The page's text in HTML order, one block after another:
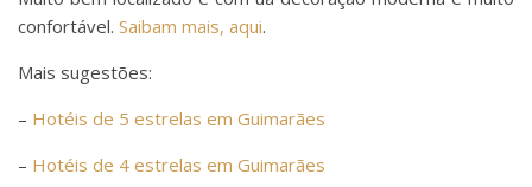
confortável. Saibam mais, aqui.
Mais sugestões:
– Hotéis de 5 estrelas em Guimarães
– Hotéis de 4 estrelas em Guimarães